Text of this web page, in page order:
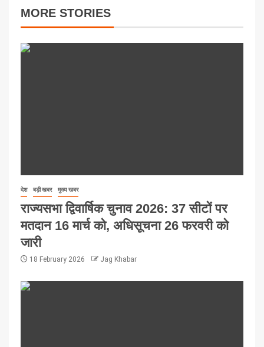
MORE STORIES
देश बड़ी खबर मुख्य खबर
राज्यसभा द्विवार्षिक चुनाव 2026: 37 सीटों पर
मतदान 16 मार्च को, अधिसूचना 26 फरवरी को
जारी
18 February 2026 Jag Khabar